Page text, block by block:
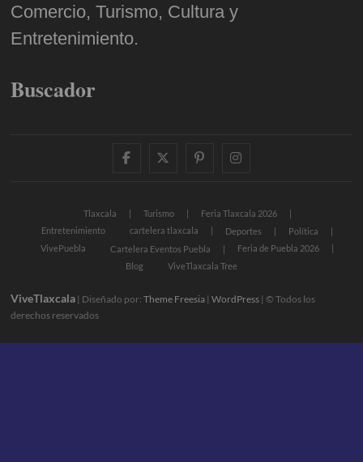
Comercio, Turismo, Cultura y
Entretenimiento.
Buscador
facebooktwitter
pinterestinstagram
Tlaxcala Turismo
Feria Tlaxcala 2026
Entretenimiento
cartelera tlaxcala Deportes
Política
VivePuebla
Cartelera Eventos Puebla
Feria de Puebla 2026
Blog
ViveTlaxcala Tree
ViveTlaxcala | Diseñado por:Theme Freesia |WordPress | © Todos los
derechos reservados